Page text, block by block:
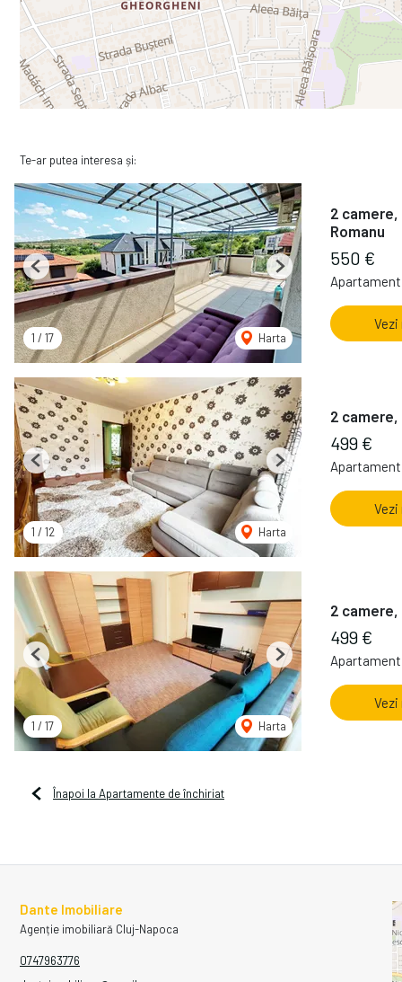
Te-ar putea interesa și:
1 / 17 Harta
Previous Next
2
Romanu
550 €
1 / 12 Harta
Previous Next
2
499 €
1 / 17 Harta
Previous Next
2
499 €
Înapoi la Apartamente de închiriat
Dante Imobiliare
Agenție imobiliară Cluj-Napoca
0747963776